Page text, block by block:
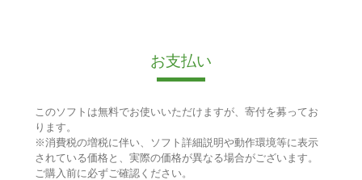
お支払い
このソフトは無料でお使いいただけますが、寄付を募ってお
ります。
※消費税の増税に伴い、ソフト詳細説明や動作環境等に表示
されている価格と、実際の価格が異なる場合がございます。
ご購入前に必ずご確認ください。